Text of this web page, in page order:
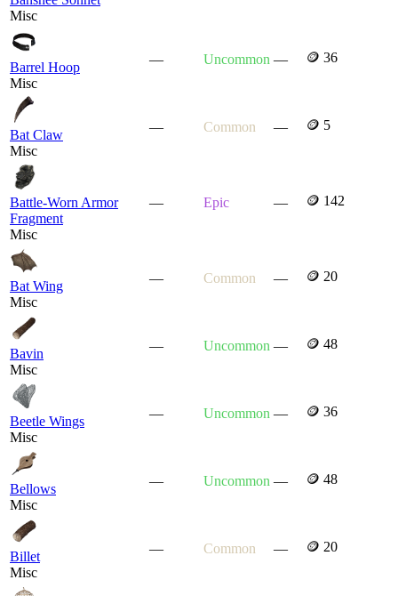
Misc
Barrel Hoop
Misc
— Uncommon — 🪙 36
Bat Claw
Misc
— Common — 🪙 5
Battle-Worn Armor
Fragment
Misc
— Epic — 🪙 142
Bat Wing
Misc
— Common — 🪙 20
Bavin
Misc
— Uncommon — 🪙 48
Beetle Wings
Misc
— Uncommon — 🪙 36
Bellows
Misc
— Uncommon — 🪙 48
Billet
Misc
— Common — 🪙 20